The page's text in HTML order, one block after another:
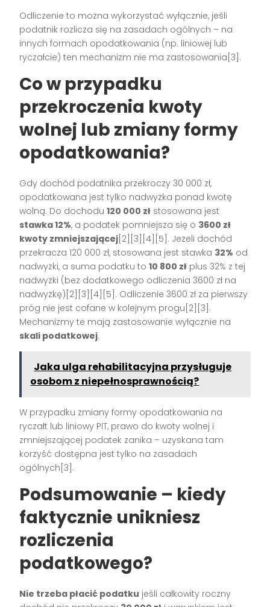
Odliczenie to można wykorzystać wyłącznie, jeśli
podatnik rozlicza się na zasadach ogólnych – na
innych formach opodatkowania (np. liniowej lub
ryczałcie) ten mechanizm nie ma zastosowania[3].
Co w przypadku
przekroczenia kwoty
wolnej lub zmiany formy
opodatkowania?
Gdy dochód podatnika przekroczy 30 000 zł,
opodatkowana jest tylko nadwyżka ponad kwotę
wolną. Do dochodu120 000 zł stosowana jest
stawka 12%, a podatek pomniejsza się o 3600 zł
kwoty zmniejszającej[2][3][4][5]. Jeżeli dochód
przekracza 120 000 zł, stosowana jest stawka 32% od
nadwyżki, a suma podatku to10 800 zł plus 32% z tej
nadwyżki (bez dodatkowego odliczenia 3600 zł na
nadwyżkę)[2][3][4][5]. Odliczenie 3600 zł za pierwszy
próg nie jest cofane w kolejnym progu[2][3].
Mechanizmy te mają zastosowanie wyłącznie na
skali podatkowej.
Jaka ulga rehabilitacyjna przysługuje
osobom z niepełnosprawnością?
W przypadku zmiany formy opodatkowania na
ryczałt lub liniowy PIT, prawo do kwoty wolnej i
zmniejszającej podatek zanika – uzyskana tam
korzyść dostępna jest tylko na zasadach
ogólnych[3].
Podsumowanie – kiedy
faktycznie unikniesz
rozliczenia
podatkowego?
Nie trzeba płacić podatku jeśli całkowity roczny